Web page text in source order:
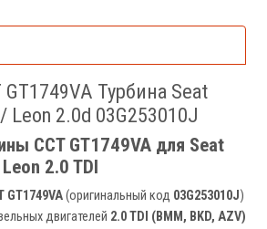
Турбина Seat
Leon 2.0d 03G253010J
CCT GT1749VA для Seat
2.0 TDI
GT1749VA(оригинальный код 03G253010J)
двигателей 2.0 TDI (BMM, BKD, AZV)